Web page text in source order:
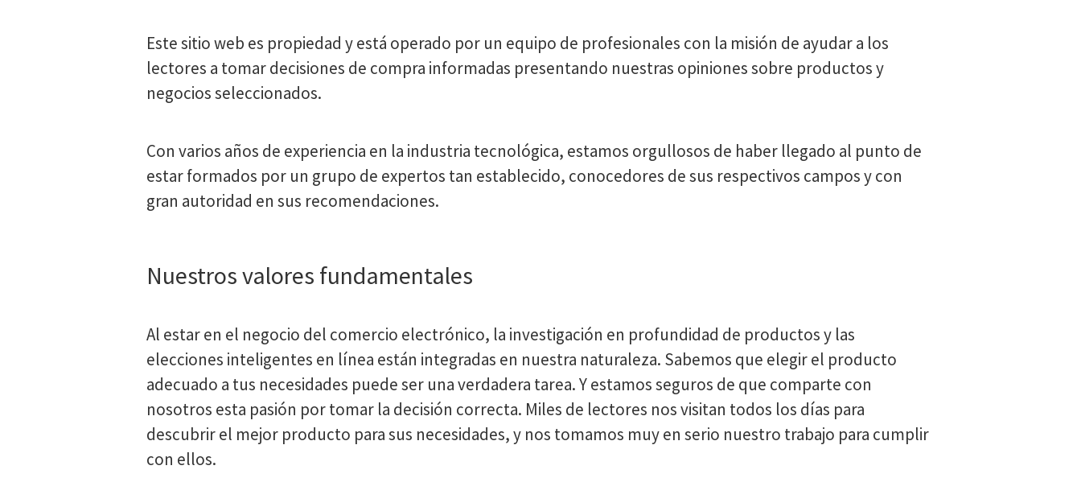
Este sitio web es propiedad y está operado por un equipo de profesionales con la misión de ayudar a los
lectores a tomar decisiones de compra informadas presentando nuestras opiniones sobre productos y
negocios seleccionados.
Con varios años de experiencia en la industria tecnológica, estamos orgullosos de haber llegado al punto de
estar formados por un grupo de expertos tan establecido, conocedores de sus respectivos campos y con
gran autoridad en sus recomendaciones.
Nuestros valores fundamentales
Al estar en el negocio del comercio electrónico, la investigación en profundidad de productos y las
elecciones inteligentes en línea están integradas en nuestra naturaleza. Sabemos que elegir el producto
adecuado a tus necesidades puede ser una verdadera tarea. Y estamos seguros de que comparte con
nosotros esta pasión por tomar la decisión correcta. Miles de lectores nos visitan todos los días para
descubrir el mejor producto para sus necesidades, y nos tomamos muy en serio nuestro trabajo para cumplir
con ellos.